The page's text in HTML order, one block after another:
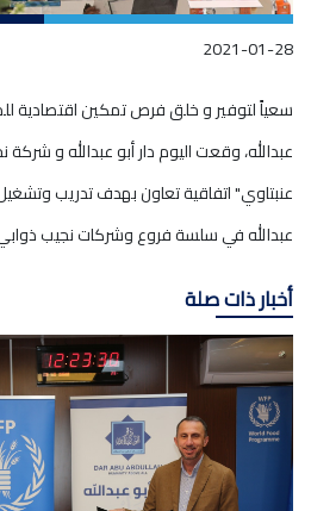
2021-01-28
سعياً لتوفير و خلق فرص تمكين اقتصادية
عبدالله، وقعت اليوم دار أبو عبدالله و
عنبتاوي" اتفاقية تعاون بهدف تدريب
عبدالله في سلسة فروع وشركات نجيب
أخبار ذات صلة